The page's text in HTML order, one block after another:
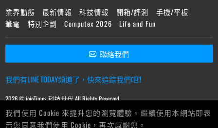
業界動態 最新情報 科技情報 開箱/評測
手機/平板
筆電
特別企劃 Computex 2026 Life and Fun
聯絡我們
我們有LINE TODAY頻道了，快來追踪我們吧!!
2026 © ioioTimes 科技世代 All Rights Reserved.
我們使用 Cookie 來提升您的瀏覽體驗。繼續使用本網站即表
示您同意我們使用 Cookie，再次感謝您。